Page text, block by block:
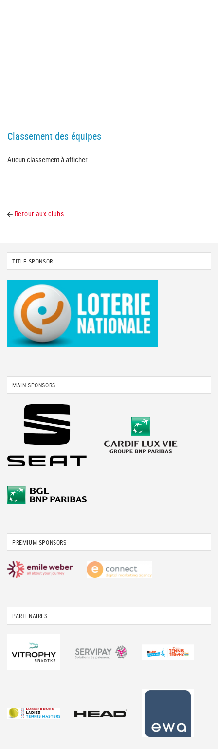
Classement des équipes
Aucun classement à afficher
Retour aux clubs
TITLE SPONSOR
MAIN SPONSORS
PREMIUM SPONSORS
PARTENAIRES